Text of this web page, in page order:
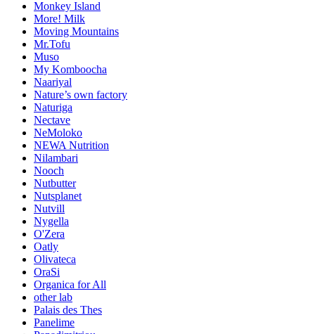
Monkey Island
More! Milk
Moving Mountains
Mr.Tofu
Muso
My Komboocha
Naariyal
Nature’s own factory
Naturiga
Nectave
NeMoloko
NEWA Nutrition
Nilambari
Nooch
Nutbutter
Nutsplanet
Nutvill
Nygella
O'Zera
Oatly
Olivateca
OraSi
Organica for All
other lab
Palais des Thes
Panelime